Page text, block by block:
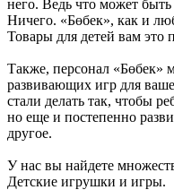
него. Ведь что может
Ничего. «Бөбек», как и
Товары для детей вам это
Также, персонал «Бөбек»
развивающих игр для
стали делать так, чтобы
но еще и постепенно
другое.
У нас вы найдете
Детские игрушки и игры.